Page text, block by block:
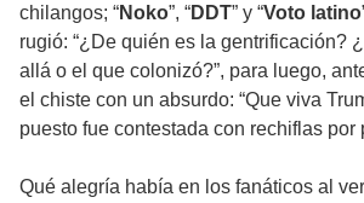
chilangos; “Noko”, “DDT” y “Voto latino
rugió: “¿De quién es la gentrificación?
allá o el que colonizó?”, para luego,
el chiste con un absurdo: “Que viva
puesto fue contestada con rechiflas por
Qué alegría había en los fanáticos al